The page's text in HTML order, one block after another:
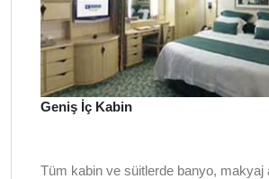
Geniş İç Kabin
Tüm kabin ve süitlerde banyo, makyaj